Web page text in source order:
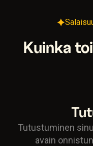
Kuinka
Tutustuminen
avain